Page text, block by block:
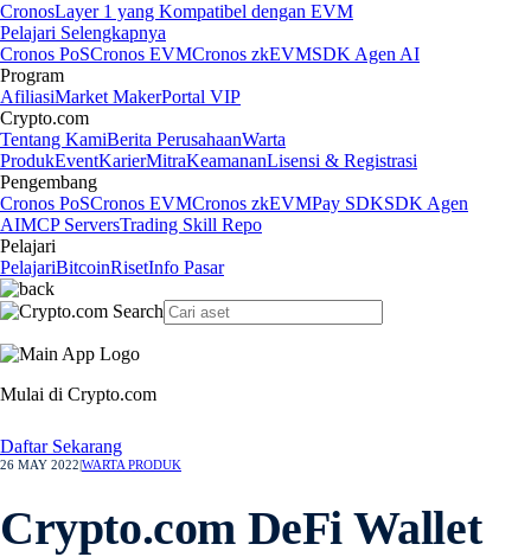
CronosLayer 1 yang Kompatibel dengan EVM
Pelajari Selengkapnya
Cronos PoSCronos EVMCronos zkEVMSDK Agen AI
Program
AfiliasiMarket MakerPortal VIP
Crypto.com
Tentang KamiBerita PerusahaanWarta
ProdukEventKarierMitraKeamananLisensi & Registrasi
Pengembang
Cronos PoSCronos EVMCronos zkEVMPay SDKSDK Agen
AIMCP ServersTrading Skill Repo
Pelajari
PelajariBitcoinRisetInfo Pasar
Mulai di Crypto.com
Daftar Sekarang
26 MAY 2022 WARTA PRODUK
Crypto.com DeFi Wallet